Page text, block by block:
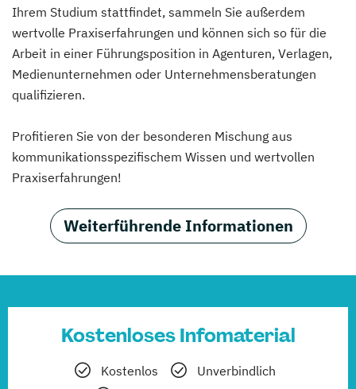
Ihrem Studium stattfindet, sammeln Sie außerdem
wertvolle Praxiserfahrungen und können sich so für die
Arbeit in einer Führungsposition in Agenturen, Verlagen,
Medienunternehmen oder Unternehmensberatungen
qualifizieren.
Profitieren Sie von der besonderen Mischung aus
kommunikationsspezifischem Wissen und wertvollen
Praxiserfahrungen!
Weiterführende Informationen
Kostenloses Infomaterial
Kostenlos
Unverbindlich